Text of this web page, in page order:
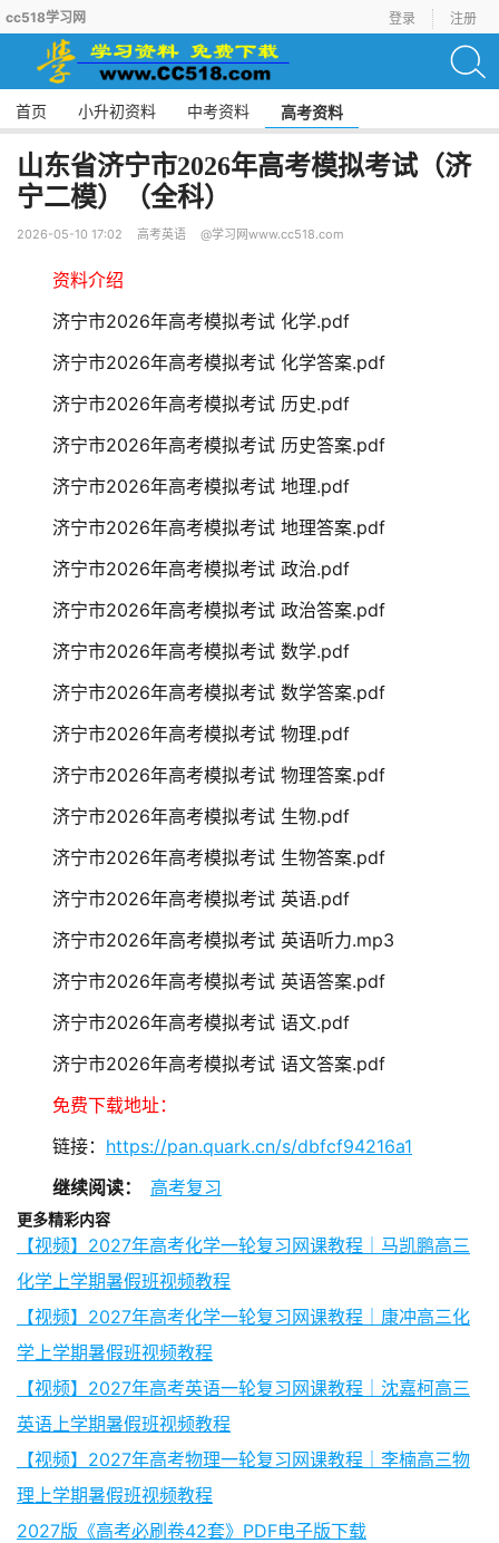
cc518学习网 登录 注册
首页 小升初资料 中考资料 高考资料
山东省济宁市2026年高考模拟考试（济
宁二模）（全科）
2026-05-10 17:02 高考英语 @学习网www.cc518.com
资料介绍
济宁市2026年高考模拟考试 化学.pdf
济宁市2026年高考模拟考试 化学答案.pdf
济宁市2026年高考模拟考试 历史.pdf
济宁市2026年高考模拟考试 历史答案.pdf
济宁市2026年高考模拟考试 地理.pdf
济宁市2026年高考模拟考试 地理答案.pdf
济宁市2026年高考模拟考试 政治.pdf
济宁市2026年高考模拟考试 政治答案.pdf
济宁市2026年高考模拟考试 数学.pdf
济宁市2026年高考模拟考试 数学答案.pdf
济宁市2026年高考模拟考试 物理.pdf
济宁市2026年高考模拟考试 物理答案.pdf
济宁市2026年高考模拟考试 生物.pdf
济宁市2026年高考模拟考试 生物答案.pdf
济宁市2026年高考模拟考试 英语.pdf
济宁市2026年高考模拟考试 英语听力.mp3
济宁市2026年高考模拟考试 英语答案.pdf
济宁市2026年高考模拟考试 语文.pdf
济宁市2026年高考模拟考试 语文答案.pdf
免费下载地址：
链接： https://pan.quark.cn/s/dbfcf94216a1
继续阅读：
高考复习
更多精彩内容
【视频】2027年高考化学一轮复习网课教程｜马凯鹏高三
化学上学期暑假班视频教程
【视频】2027年高考化学一轮复习网课教程｜康冲高三化
学上学期暑假班视频教程
【视频】2027年高考英语一轮复习网课教程｜沈嘉柯高三
英语上学期暑假班视频教程
【视频】2027年高考物理一轮复习网课教程｜李楠高三物
理上学期暑假班视频教程
2027版《高考必刷卷42套》PDF电子版下载